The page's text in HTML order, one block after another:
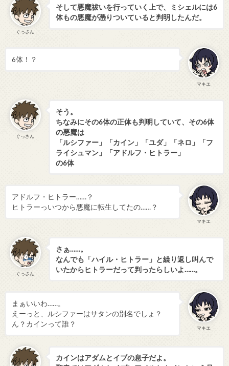
ぐっさん
そして悪魔祓いを行っていく上で、ミシェルには6
体もの悪魔が憑りついていると判明したんだ。
マキエ
6体！？
ぐっさん
そう。
ちなみにその6体の正体も判明していて、その6体
の悪魔は
「ルシファー」「カイン」「ユダ」「ネロ」「フ
ライシュマン」「アドルフ・ヒトラー」
の6体
マキエ
アドルフ・ヒトラー……？
ヒトラーっいつから悪魔に転生してたの……？
ぐっさん
さぁ……。
なんでも「ハイル・ヒトラー」と繰り返し叫んで
いたからヒトラーだって判ったらしいよ……。
マキエ
まぁいいわ……。
えーっと、ルシファーはサタンの別名でしょ？
ん？カインって誰？
カインはアダムとイブの息子だよ。